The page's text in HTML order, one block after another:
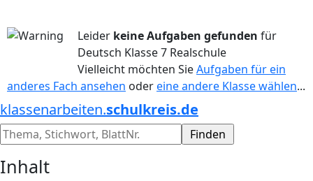
Leider keine Aufgaben gefunden für
Deutsch Klasse 7 Realschule
Vielleicht möchten SieAufgaben für ein
anderes Fach ansehen odereine andere Klasse wählen...
klassenarbeiten.schulkreis.de
Inhalt